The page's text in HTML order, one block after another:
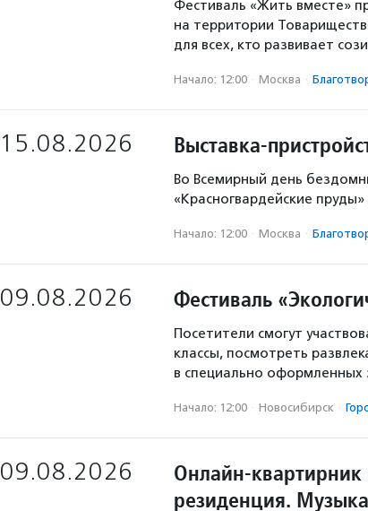
Фестиваль «Жить вместе»
на территории
для всех, кто развивает
Начало: 12:00 · Москва ·
15.08.2026 Выставка-
Во Всемирный день
«Красногвардейские
Начало: 12:00 · Москва ·
09.08.2026 Фестиваль
Посетители смогут
классы, посмотреть
в специально оформленных
Начало: 12:00 · Новосибирск ·
09.08.2026
Онлайн-квартирник
резиденция.